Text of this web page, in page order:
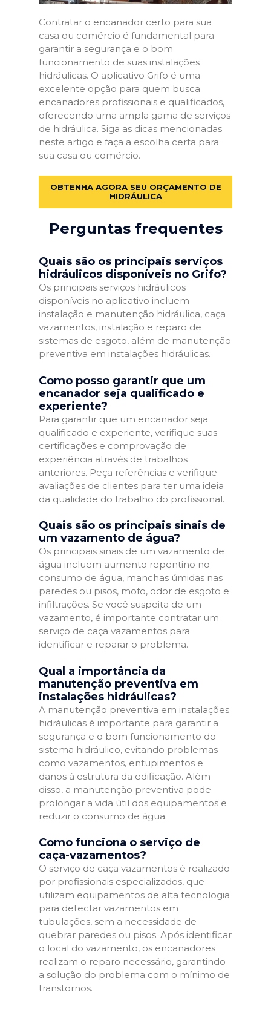
Contratar o encanador certo para sua
casa ou comércio é fundamental para
garantir a segurança e o bom
funcionamento de suas instalações
hidráulicas. O aplicativo Grifo é uma
excelente opção para quem busca
encanadores profissionais e qualificados,
oferecendo uma ampla gama de serviços
de hidráulica. Siga as dicas mencionadas
neste artigo e faça a escolha certa para
sua casa ou comércio.
OBTENHA AGORA SEU ORÇAMENTO DE
HIDRÁULICA
Perguntas frequentes
Quais são os principais serviços
hidráulicos disponíveis no Grifo?
Os principais serviços hidráulicos
disponíveis no aplicativo incluem
instalação e manutenção hidráulica, caça
vazamentos, instalação e reparo de
sistemas de esgoto, além de manutenção
preventiva em instalações hidráulicas.
Como posso garantir que um
encanador seja qualificado e
experiente?
Para garantir que um encanador seja
qualificado e experiente, verifique suas
certificações e comprovação de
experiência através de trabalhos
anteriores. Peça referências e verifique
avaliações de clientes para ter uma ideia
da qualidade do trabalho do profissional.
Quais são os principais sinais de
um vazamento de água?
Os principais sinais de um vazamento de
água incluem aumento repentino no
consumo de água, manchas úmidas nas
paredes ou pisos, mofo, odor de esgoto e
infiltrações. Se você suspeita de um
vazamento, é importante contratar um
serviço de caça vazamentos para
identificar e reparar o problema.
Qual a importância da
manutenção preventiva em
instalações hidráulicas?
A manutenção preventiva em instalações
hidráulicas é importante para garantir a
segurança e o bom funcionamento do
sistema hidráulico, evitando problemas
como vazamentos, entupimentos e
danos à estrutura da edificação. Além
disso, a manutenção preventiva pode
prolongar a vida útil dos equipamentos e
reduzir o consumo de água.
Como funciona o serviço de
caça-vazamentos?
O serviço de caça vazamentos é realizado
por profissionais especializados, que
utilizam equipamentos de alta tecnologia
para detectar vazamentos em
tubulações, sem a necessidade de
quebrar paredes ou pisos. Após identificar
o local do vazamento, os encanadores
realizam o reparo necessário, garantindo
a solução do problema com o mínimo de
transtornos.